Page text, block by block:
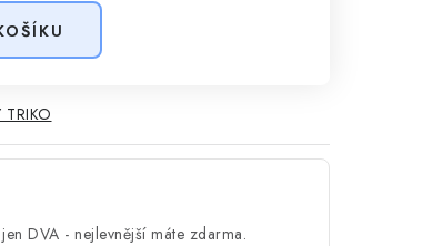
TRIKO
DVA - nejlevnější máte zdarma.